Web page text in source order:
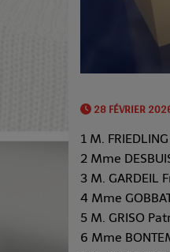
28 FÉVRIER
1 M.
2 Mme
3 M. GARDEIL
4 Mme
5 M. GRISO
6 Mme